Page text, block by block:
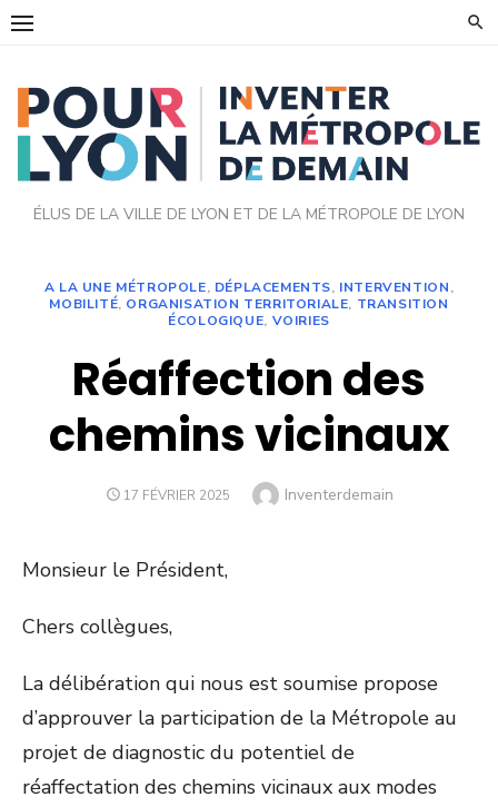
Skip
ÉLUS DE LA VILLE DE LYON ET DE LA MÉTROPOLE DE LYON
A LA UNE MÉTROPOLE, DÉPLACEMENTS, INTERVENTION,
MOBILITÉ, ORGANISATION TERRITORIALE, TRANSITION
ÉCOLOGIQUE, VOIRIES
Réaffection des
chemins vicinaux
POSTED
17 FÉVRIER 2025 Author
Inventerdemain
Monsieur le Président,
Chers collègues,
La délibération qui nous est soumise propose
d’approuver la participation de la Métropole au
projet de diagnostic du potentiel de
réaffectation des chemins vicinaux aux modes